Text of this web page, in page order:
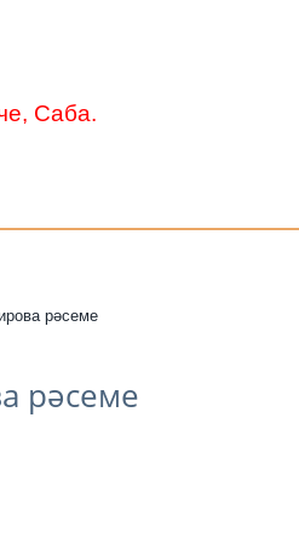
Саба.
рәсеме
рәсеме